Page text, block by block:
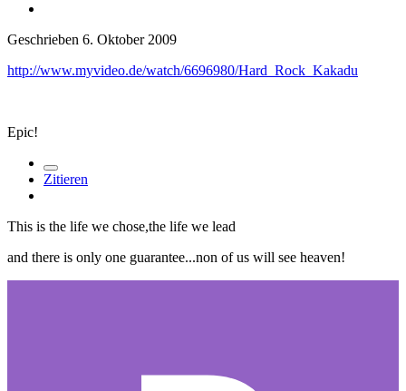
Geschrieben 6. Oktober 2009
http://www.myvideo.de/watch/6696980/Hard_Rock_Kakadu
Epic!
Zitieren
This is the life we chose,the life we lead
and there is only one guarantee...non of us will see heaven!